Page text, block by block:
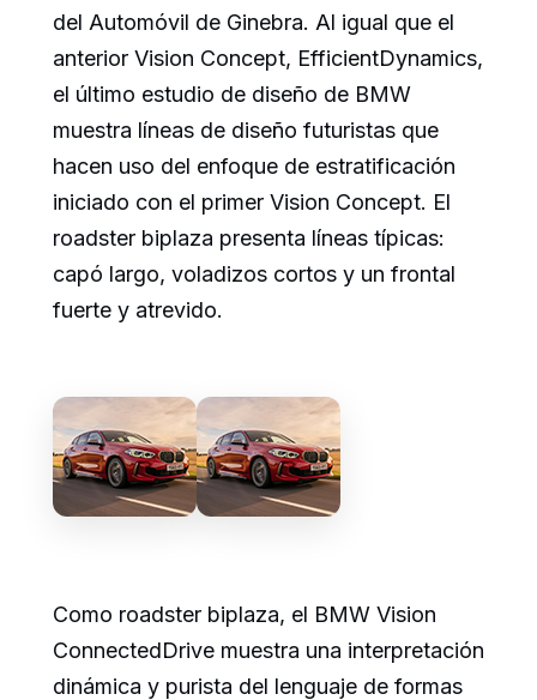
del Automóvil de Ginebra. Al igual que el
anterior Vision Concept, EfficientDynamics,
el último estudio de diseño de BMW
muestra líneas de diseño futuristas que
hacen uso del enfoque de estratificación
iniciado con el primer Vision Concept. El
roadster biplaza presenta líneas típicas:
capó largo, voladizos cortos y un frontal
fuerte y atrevido.
Como roadster biplaza, el BMW Vision
ConnectedDrive muestra una interpretación
dinámica y purista del lenguaje de formas